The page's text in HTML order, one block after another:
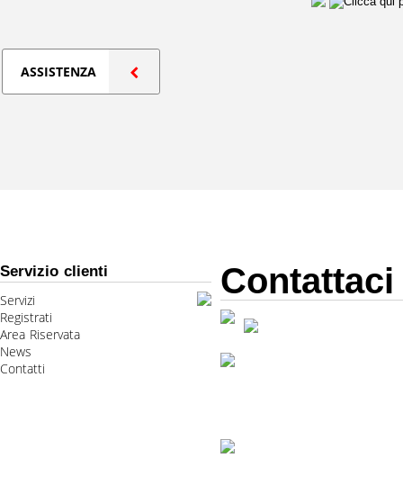
ASSISTENZA
Servizio clienti
Servizi
Registrati
Area Riservata
News
Contatti
Contattaci